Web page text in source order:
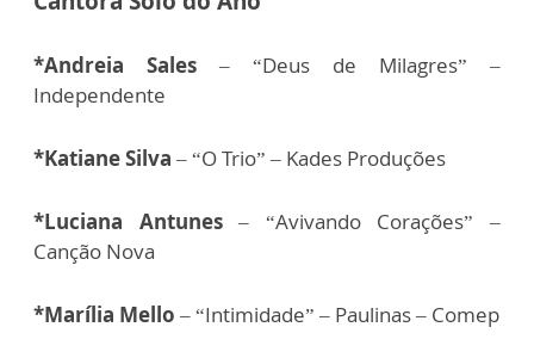
*Andreia Sales – “Deus de Milagres” –
Independente
*Katiane Silva – “O Trio” – Kades Produções
*Luciana Antunes– “Avivando Corações” –
Canção Nova
*Marília Mello – “Intimidade” – Paulinas – Comep